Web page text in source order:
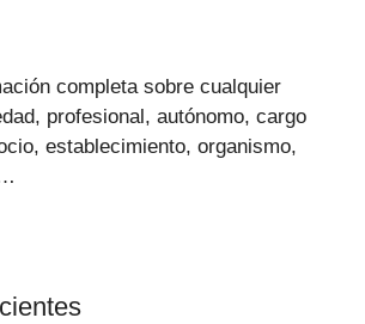
completa sobre cualquier
profesional, autónomo, cargo
establecimiento, organismo,